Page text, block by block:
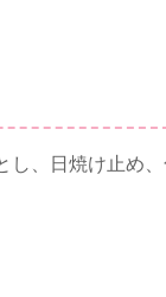
し、日焼け止め